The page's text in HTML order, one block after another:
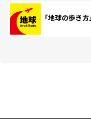
「地球の歩き